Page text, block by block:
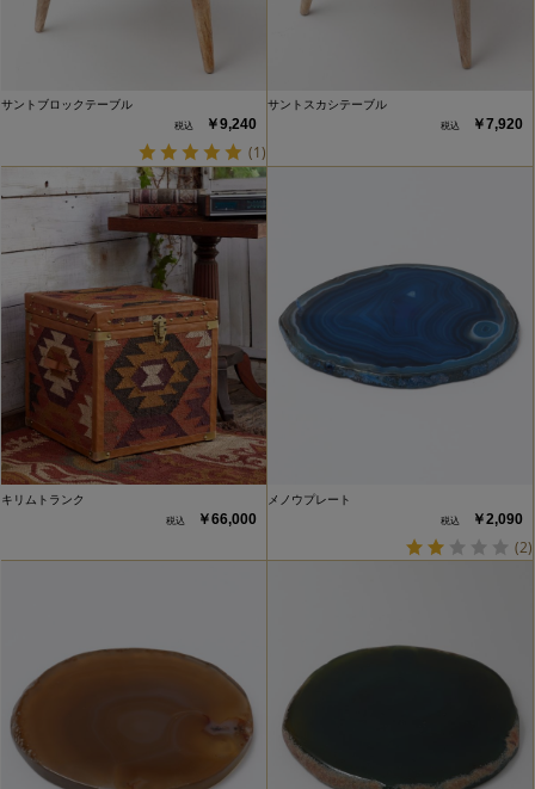
サントブロックテーブル
￥9,240
(1)
サントスカシテーブル
￥7,920
キリムトランク
￥66,000
メノウプレート
￥2,090
(2)